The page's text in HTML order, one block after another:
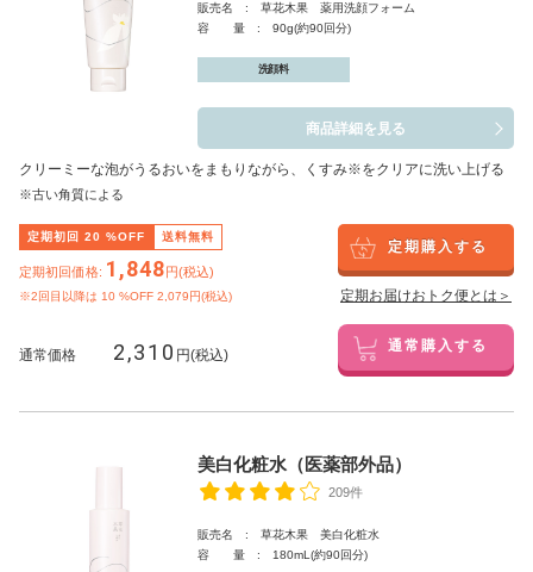
販売名 : 草花木果 薬用洗顔フォーム
容 量 : 90g(約90回分)
洗顔料
商品詳細を見る
クリーミーな泡がうるおいをまもりながら、くすみ※をクリアに洗い上げる
※古い角質による
定期初回 20 %OFF 送料無料
定期初回価格: 1,848円(税込)
※2回目以降は 10 %OFF 2,079円(税込)
定期購入する
定期お届けおトク便とは＞
通常価格 2,310 円(税込) 通常購入する
美白化粧水（医薬部外品）
209件
販売名 : 草花木果 美白化粧水
容 量 : 180mL(約90回分)